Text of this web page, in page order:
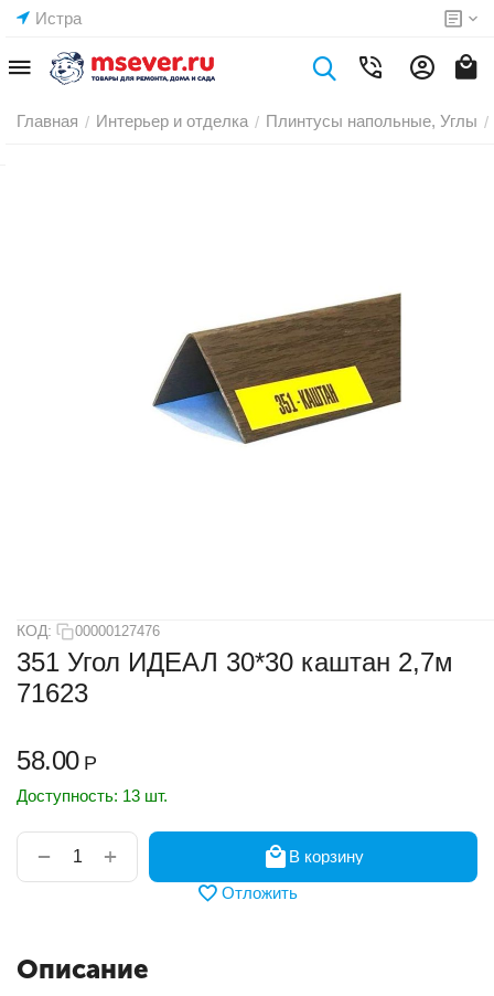
Истра
Главная / Интерьер и отделка / Плинтусы напольные, Углы /
КОД: 00000127476
351 Угол ИДЕАЛ 30*30 каштан 2,7м
71623
58.00 Р
Доступность: 13 шт.
+
−
В корзину
Отложить
Описание